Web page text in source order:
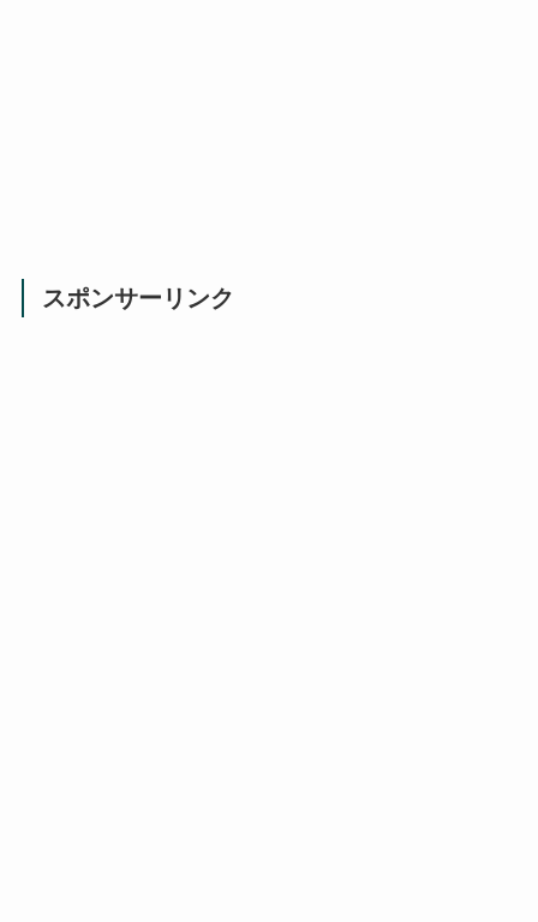
スポンサーリンク